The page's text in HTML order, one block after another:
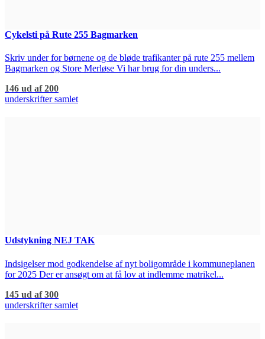
Cykelsti på Rute 255 Bagmarken
Skriv under for børnene og de bløde trafikanter på rute 255 mellem
Bagmarken og Store Merløse Vi har brug for din unders...
146 ud af 200
underskrifter samlet
Udstykning NEJ TAK
Indsigelser mod godkendelse af nyt boligområde i kommuneplanen
for 2025 Der er ansøgt om at få lov at indlemme matrikel...
145 ud af 300
underskrifter samlet